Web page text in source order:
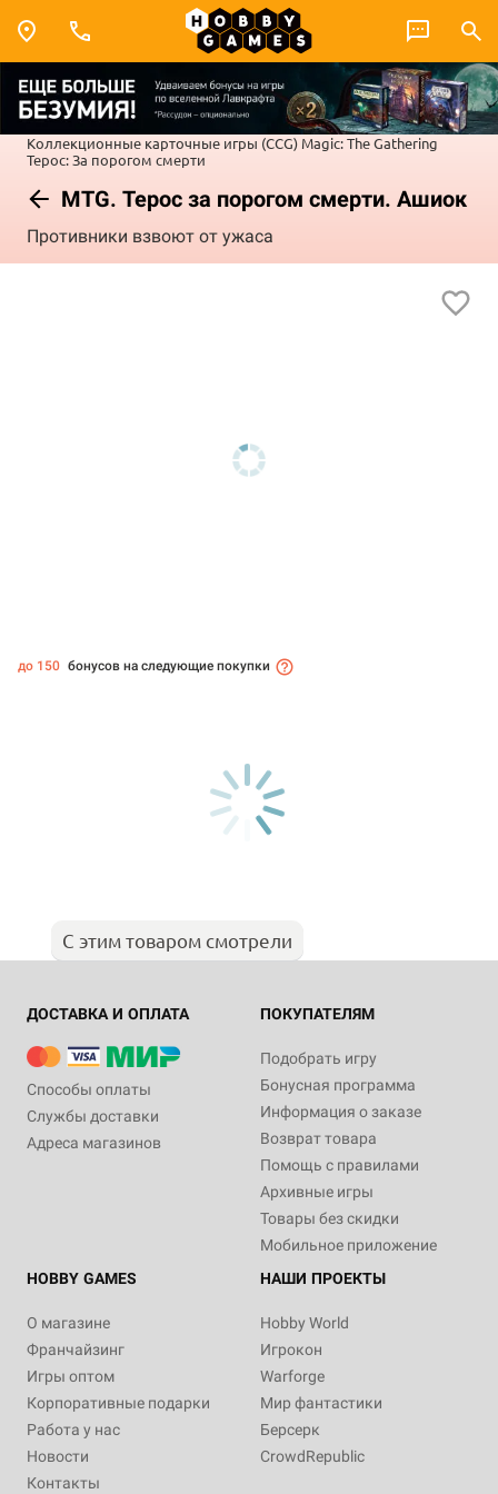
Коллекционные карточные игры (CCG) Magic: The Gathering
Терос: За порогом смерти
MTG. Терос за порогом смерти. Ашиок
Противники взвоют от ужаса
до 150 бонусов на следующие покупки
С этим товаром смотрели
ДОСТАВКА И ОПЛАТА
Способы оплаты
Службы доставки
Адреса магазинов
ПОКУПАТЕЛЯМ
Подобрать игру
Бонусная программа
Информация о заказе
Возврат товара
Помощь с правилами
Архивные игры
Товары без скидки
Мобильное приложение
HOBBY GAMES
О магазине
Франчайзинг
Игры оптом
Корпоративные подарки
Работа у нас
Новости
Контакты
НАШИ ПРОЕКТЫ
Hobby World
Игрокон
Warforge
Мир фантастики
Берсерк
CrowdRepublic